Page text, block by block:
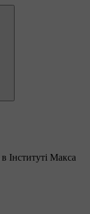
Інституті Макса